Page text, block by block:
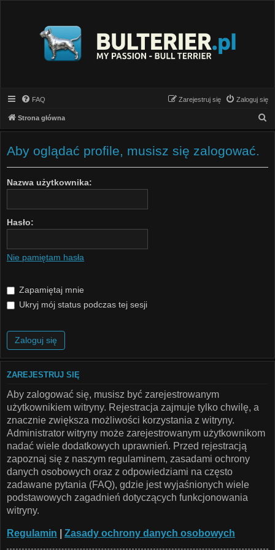
FAQ Zaloguj się
Zarejestruj się
Strona główna
z
Aby oglądać profile, musisz się zalogować.
Nazwa użytkownika:
Hasło:
Nie pamiętam hasła
Zapamiętaj mnie
Ukryj mój status podczas tej sesji
ZAREJESTRUJ SIĘ
Aby zalogować się, musisz być zarejestrowanym
użytkownikiem witryny. Rejestracja zajmuje tylko chwilę, a
znacznie zwiększa możliwości korzystania z witryny.
Administrator witryny może zarejestrowanym użytkownikom
nadać wiele dodatkowych uprawnień. Przed rejestracją
zapoznaj się z naszym regulaminem, zasadami ochrony
danych osobowych oraz z odpowiedziami na często
zadawane pytania (FAQ), gdzie jest wyjaśnionych wiele
podstawowych zagadnień dotyczących funkcjonowania
witryny.
Regulamin Zasady ochrony danych osobowych